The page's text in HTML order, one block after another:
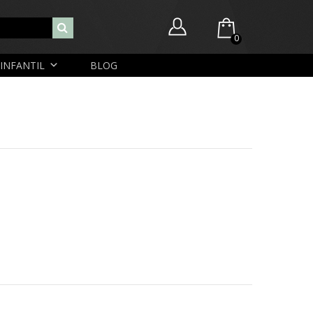
0
Você ainda não possui itens no seu carrinho.
Nome de usuário ou endereço de e-mail
INFANTIL BLOG